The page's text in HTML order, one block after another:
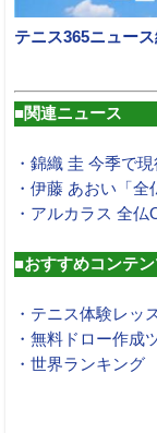
テニス365ニュー
■関連ニュース
・錦織 圭 今季で
・伊藤 あおい「全
・アルカラス 全
■おすすめコンテン
・テニス体験レッ
・無料ドロー作成
・世界ランキング